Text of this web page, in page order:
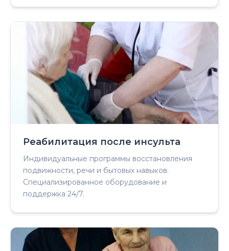
Реабилитация после инсульта
Индивидуальные программы восстановления
подвижности, речи и бытовых навыков.
Специализированное оборудование и
поддержка 24/7.